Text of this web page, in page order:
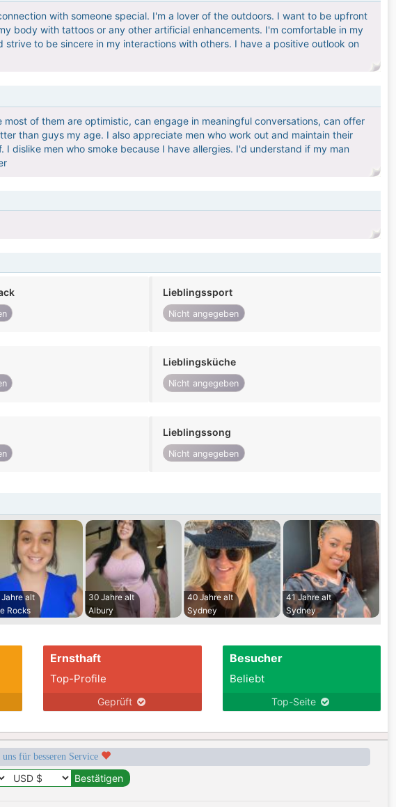
with someone special. I'm a lover of the outdoors. I want to be upfront
body with tattoos or any other artificial enhancements. I'm comfortable in my
to be sincere in my interactions with others. I have a positive outlook on
of them are optimistic, can engage in meaningful conversations, can offer
than guys my age. I also appreciate men who work out and maintain their
dislike men who smoke because I have allergies. I'd understand if my man
Lieblingssport
Nicht angegeben
Lieblingsküche
Nicht angegeben
Lieblingssong
Nicht angegeben
alt
Rocks
30 Jahre alt
Albury
40 Jahre alt
Sydney
41 Jahre alt
Sydney
Ernsthaft
Top-Profile
Geprüft
Besucher
Beliebt
Top-Seite
für besseren Service